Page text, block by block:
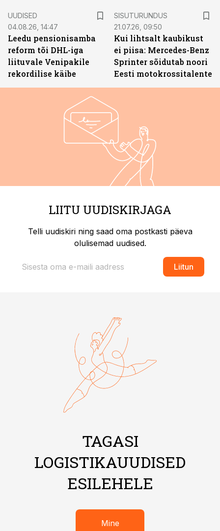
UUDISED
04.08.26, 14:47
Leedu pensionisamba
reform tõi DHL-iga
liituvale Venipakile
rekordilise käibe
SISUTURUNDUS
21.07.26, 09:50
Kui lihtsalt kaubikust
ei piisa: Mercedes-Benz
Sprinter sõidutab noori
Eesti motokrossitalente
LIITU UUDISKIRJAGA
Telli uudiskiri ning saad oma postkasti päeva
olulisemad uudised.
Liitun
TAGASI
LOGISTIKAUUDISED
ESILEHELE
Mine